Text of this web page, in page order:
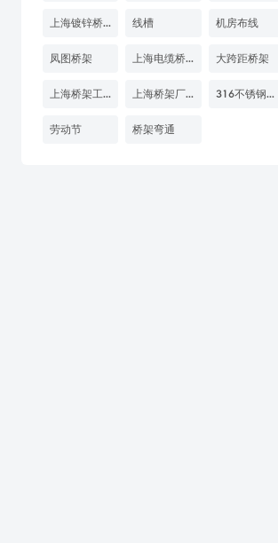
上海镀锌桥架 线槽 机房布线
凤图桥架 上海电缆桥架源头厂家 大跨距桥架
上海桥架工厂 上海桥架厂家 316不锈钢桥架
劳动节 桥架弯通